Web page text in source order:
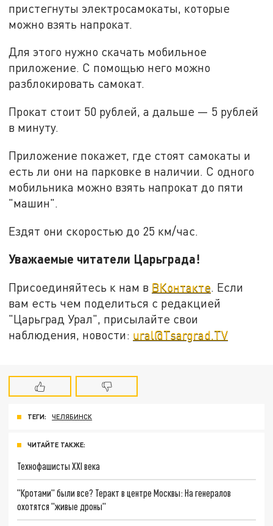
пристегнуты электросамокаты, которые
можно взять напрокат.
Для этого нужно скачать мобильное
приложение. С помощью него можно
разблокировать самокат.
Прокат стоит 50 рублей, а дальше — 5 рублей
в минуту.
Приложение покажет, где стоят самокаты и
есть ли они на парковке в наличии. С одного
мобильника можно взять напрокат до пяти
"машин".
Ездят они скоростью до 25 км/час.
Уважаемые читатели Царьграда!
Присоединяйтесь к нам в ВКонтакте. Если
вам есть чем поделиться с редакцией
"Царьград Урал", присылайте свои
наблюдения, новости: ural@Tsargrad.TV
ТЕГИ: ЧЕЛЯБИНСК
ЧИТАЙТЕ ТАКЖЕ:
Технофашисты XXI века
"Кротами" были все? Теракт в центре Москвы: На генералов
охотятся "живые дроны"